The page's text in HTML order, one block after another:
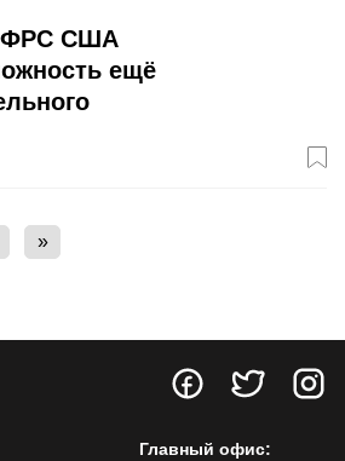
ФРС США
ещё
»
Главный офис: